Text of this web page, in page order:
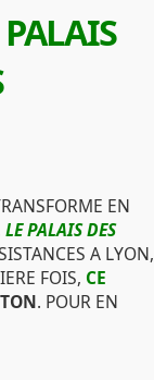
EN
LE PALAIS DES
A LYON,
FOIS, CE
. POUR EN